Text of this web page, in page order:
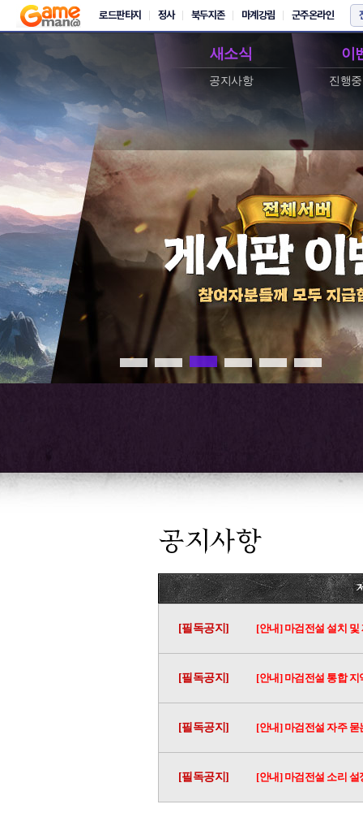
새소식
공지사항
이
진행
[필독공지] [안내] 마검전설 설치 및
[필독공지] [안내] 마검전설 통합 지
[필독공지] [안내] 마검전설 자주 묻
[필독공지] [안내] 마검전설 소리 설